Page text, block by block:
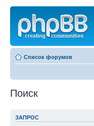
Список форумов
Поиск
ЗАПРОС